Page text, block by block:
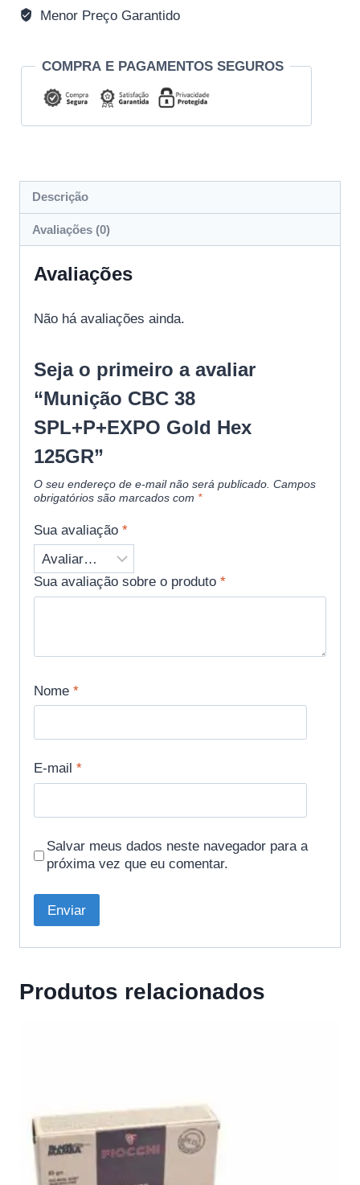
Menor Preço Garantido
COMPRA E PAGAMENTOS SEGUROS
Descrição
Avaliações (0)
Avaliações
Não há avaliações ainda.
Seja o primeiro a avaliar
“Munição CBC 38
SPL+P+EXPO Gold Hex
125GR”
O seu endereço de e-mail não será publicado. Campos
obrigatórios são marcados com *
Sua avaliação *
Sua avaliação sobre o produto *
Nome *
E-mail *
Salvar meus dados neste navegador para a
próxima vez que eu comentar.
Produtos relacionados